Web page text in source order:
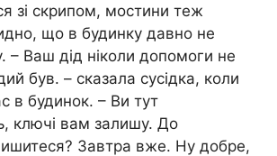
зі скрипом, мостини теж
що в будинку давно не
– Ваш дід ніколи допомоги не
був. – сказала сусідка, коли
в будинок. – Ви тут
ключі вам залишу. До
Завтра вже. Ну добре,